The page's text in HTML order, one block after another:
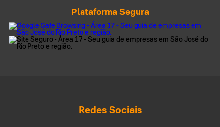
Plataforma Segura
Redes Sociais